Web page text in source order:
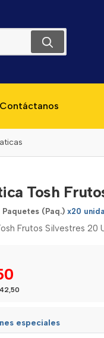
Contáctanos
Tosh
Paquetes (Paq.) x20
Frutos Silvestres 20
especiales